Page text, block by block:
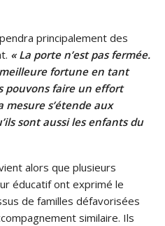
principalement des
« La porte n’est pas fermée.
fortune en tant
pouvons faire un effort
s’étende aux
sont aussi les enfants du
alors que plusieurs
éducatif ont exprimé le
de familles défavorisées
similaire. Ils